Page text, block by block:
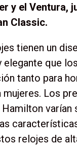
y el Ventura,
Classic.
tienen un
elegante que
tanto para
mujeres. Los
varían
relojes de